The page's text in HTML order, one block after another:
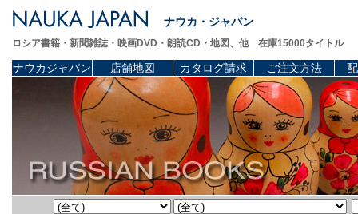
ナウカ・ジャパン
ロシア書籍・新聞雑誌・映画DVD・朗読CD・地図、他 在庫15000タイトル
ナウカジャパン 店舗地図 カタログ請求 ご注文方法